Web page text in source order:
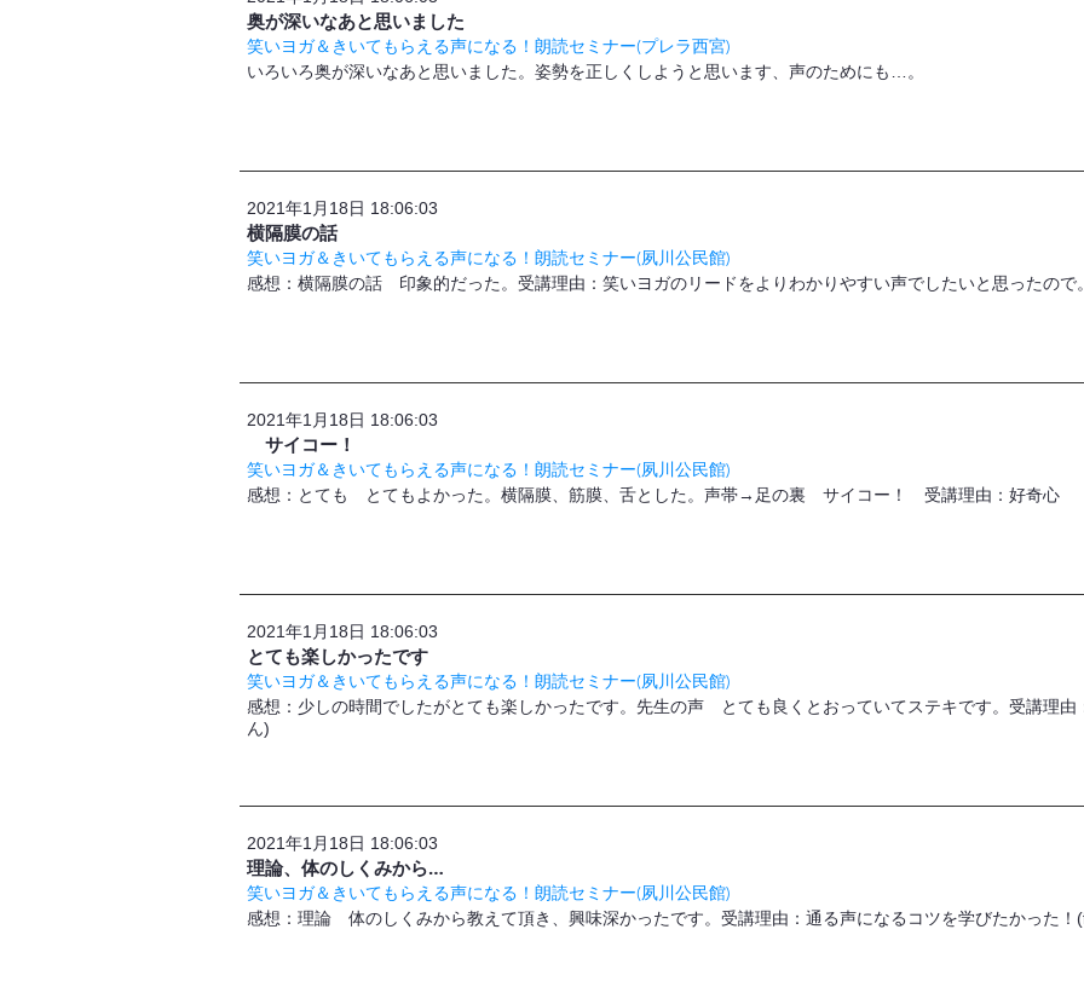
奥が深いなあと思いました
笑いヨガ＆きいてもらえる声になる！朗読セミナー(プレラ西宮)
いろいろ奥が深いなあと思いました。姿勢を正しくしようと思います、声のためにも…。
2021年1月18日 18:06:03
横隔膜の話
笑いヨガ＆きいてもらえる声になる！朗読セミナー(夙川公民館)
感想：横隔膜の話 印象的だった。受講理由：笑いヨガのリードをよりわかりやすい声でしたいと思ったので
2021年1月18日 18:06:03
サイコー！
笑いヨガ＆きいてもらえる声になる！朗読セミナー(夙川公民館)
​感想：とても とてもよかった。横隔膜、筋膜、舌とした。声帯→足の裏 サイコー！ 受講理由：好奇心
2021年1月18日 18:06:03
とても楽しかったです
笑いヨガ＆きいてもらえる声になる！朗読セミナー(夙川公民館)
感想：少しの時間でしたがとても楽しかったです。先生の声 とても良くとおっていてステキです。受講理由
ん)
2021年1月18日 18:06:03
理論、体のしくみから…
笑いヨガ＆きいてもらえる声になる！朗読セミナー(夙川公民館)
感想：理論 体のしくみから教えて頂き、興味深かったです。受講理由：通る声になるコツを学びたかった！